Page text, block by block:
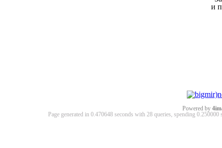
и
Powered by
Page generated in 0.470648 seconds with 28 queries, spending